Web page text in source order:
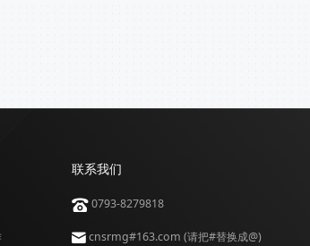
联系我们
0793-8279818
cnsrmg#163.com (请把#替换成@)